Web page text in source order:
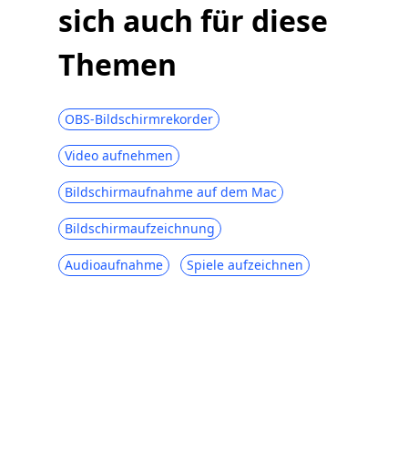
sich auch für diese
Themen
OBS-Bildschirmrekorder
Video aufnehmen
Bildschirmaufnahme auf dem Mac
Bildschirmaufzeichnung
Audioaufnahme Spiele aufzeichnen